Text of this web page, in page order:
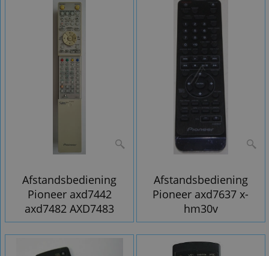
Afstandsbediening
Pioneer axd7442
axd7482 AXD7483
Afstandsbediening
Pioneer axd7637 x-
hm30v